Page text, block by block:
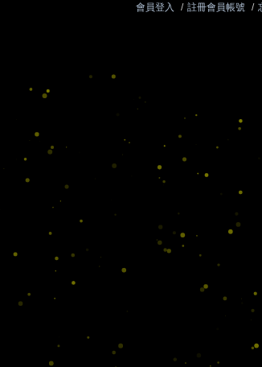
會員登入 / 註冊會員帳號 /